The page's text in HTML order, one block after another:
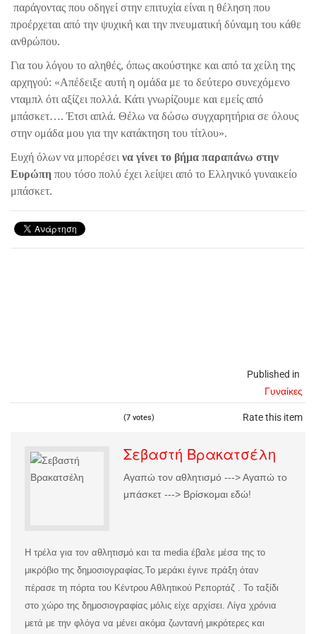
Published in
Γυναίκες
Rate this item
(7 votes)
παράγοντας που οδηγεί στην επιτυχία είναι η θέληση που
προέρχεται από την ψυχική και την πνευματική δύναμη του κάθε
ανθρώπου.
Για του λόγου το αληθές, όπως ακούστηκε και από τα χείλη της
αρχηγού: «Απέδειξε αυτή η ομάδα με το δεύτερο συνεχόμενο
νταμπλ ότι αξίζει πολλά. Κάτι γνωρίζουμε και εμείς από
μπάσκετ…. Έτσι απλά. Θέλω να δώσω συγχαρητήρια σε όλους
στην ομάδα μου για την κατάκτηση του τίτλου».
Ευχή όλων να μπορέσει να γίνει το βήμα παραπάνω στην
Ευρώπη που τόσο πολύ έχει λείψει από το Ελληνικό γυναικείο
μπάσκετ.
Σεβαστή Βρακατσέλη
Αγαπώ τον αθλητισμό ---> Αγαπώ το
μπάσκετ ---> Βρίσκομαι εδώ!
Η τρέλα για τον αθλητισμό και τα media έβαλε μέσα της το
μικρόβιο της δημοσιογραφίας. Το μεράκι έγινε πράξη όταν
πέρασε τη πόρτα του Κέντρου Αθλητικού Ρεπορτάζ . Το ταξίδι
στο χώρο της δημοσιογραφίας μόλις είχε αρχίσει. Λίγα χρόνια
μετά με την φλόγα να μένει ακόμα ζωντανή μικρότερες και